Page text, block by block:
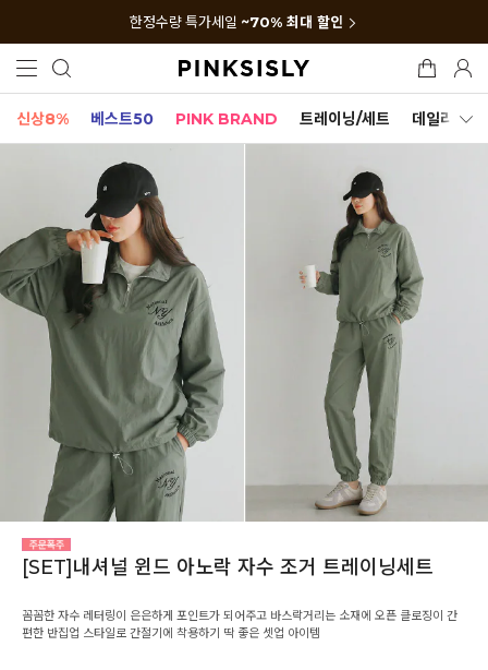
한정수량 특가세일 ~70% 최대 할인
신상8% 베스트50 PINK BRAND 트레이닝/세트 데일리세트
[SET]내셔널 윈드 아노락 자수 조거 트레이닝세트
꼼꼼한 자수 레터링이 은은하게 포인트가 되어주고 바스락거리는 소재에 오픈 클로징이 간
편한 반집업 스타일로 간절기에 착용하기 딱 좋은 셋업 아이템